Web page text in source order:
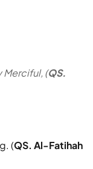
Merciful, (QS.
(QS. Al-Fatihah